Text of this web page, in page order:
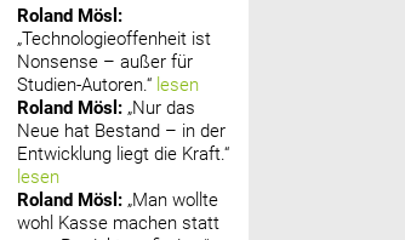
Roland Mösl :
„Technologieoffenheit ist
Nonsense – außer für
Studien-Autoren.“ lesen
Roland Mösl : „Nur das
Neue hat Bestand – in der
Entwicklung liegt die Kraft.“
lesen
Roland Mösl : „Man wollte
wohl Kasse machen statt